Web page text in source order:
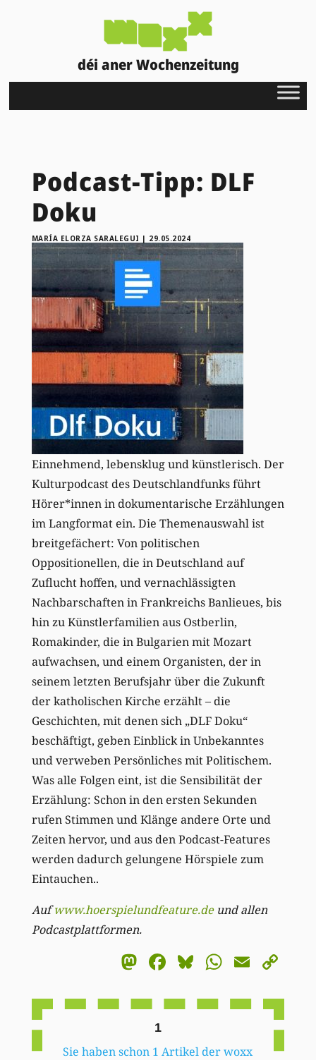
déi aner Wochenzeitung
Podcast-Tipp: DLF
Doku
MARÍA ELORZA SARALEGUI | 29.05.2024
Einnehmend, lebensklug und künstlerisch. Der
Kulturpodcast des Deutschlandfunks führt
Hörer*innen in dokumentarische Erzählungen
im Langformat ein. Die Themenauswahl ist
breitgefächert: Von politischen
Oppositionellen, die in Deutschland auf
Zuflucht hoffen, und vernachlässigten
Nachbarschaften in Frankreichs Banlieues, bis
hin zu Künstlerfamilien aus Ostberlin,
Romakinder, die in Bulgarien mit Mozart
aufwachsen, und einem Organisten, der in
seinem letzten Berufsjahr über die Zukunft
der katholischen Kirche erzählt – die
Geschichten, mit denen sich „DLF Doku“
beschäftigt, geben Einblick in Unbekanntes
und verweben Persönliches mit Politischem.
Was alle Folgen eint, ist die Sensibilität der
Erzählung: Schon in den ersten Sekunden
rufen Stimmen und Klänge andere Orte und
Zeiten hervor, und aus den Podcast-Features
werden dadurch gelungene Hörspiele zum
Eintauchen..
Aufwww.hoerspielundfeature.deund allen
Podcastplattformen.
Mastodon
Facebook
BlueskyEmail
1
Sie haben schon 1 Artikel der woxx